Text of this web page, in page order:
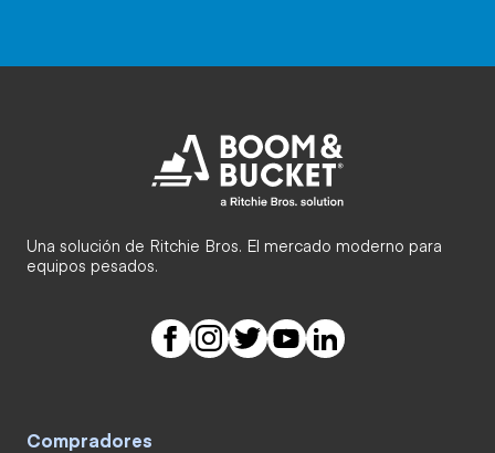
Una solución de Ritchie Bros. El mercado moderno para
equipos pesados.
Compradores